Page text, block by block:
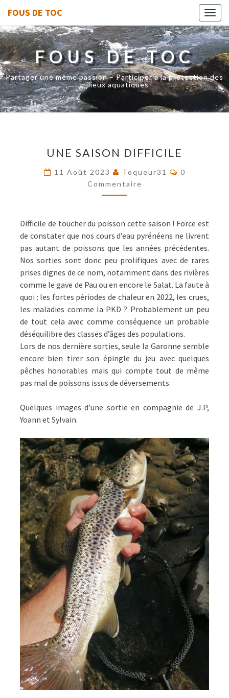
FOUS DE TOC
FOUS DE TOC
Partager une même passion – Participer à la protection des
milieux aquatiques
SAISON
UNE SAISON DIFFICILE
11 Août 2023 Toqueur31
0
Commentaire
Difficile de toucher du poisson cette saison ! Force est
de constater que nos cours d’eau pyrénéens ne livrent
pas autant de poissons que les années précédentes.
Nos sorties sont donc peu prolifiques avec de rares
prises dignes de ce nom, notamment dans des rivières
comme le gave de Pau ou en encore le Salat. La faute à
quoi : les fortes périodes de chaleur en 2022, les crues,
les maladies comme la PKD ? Probablement un peu
de tout cela avec comme conséquence un probable
déséquilibre des classes d’âges des populations.
Lors de nos dernière sorties, seule la Garonne semble
encore bien tirer son épingle du jeu avec quelques
pêches honorables mais qui compte tout de même
pas mal de poissons issus de déversements.
Quelques images d’une sortie en compagnie de J.P,
Yoann et Sylvain.